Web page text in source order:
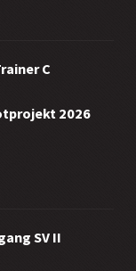
C
2026
SV II